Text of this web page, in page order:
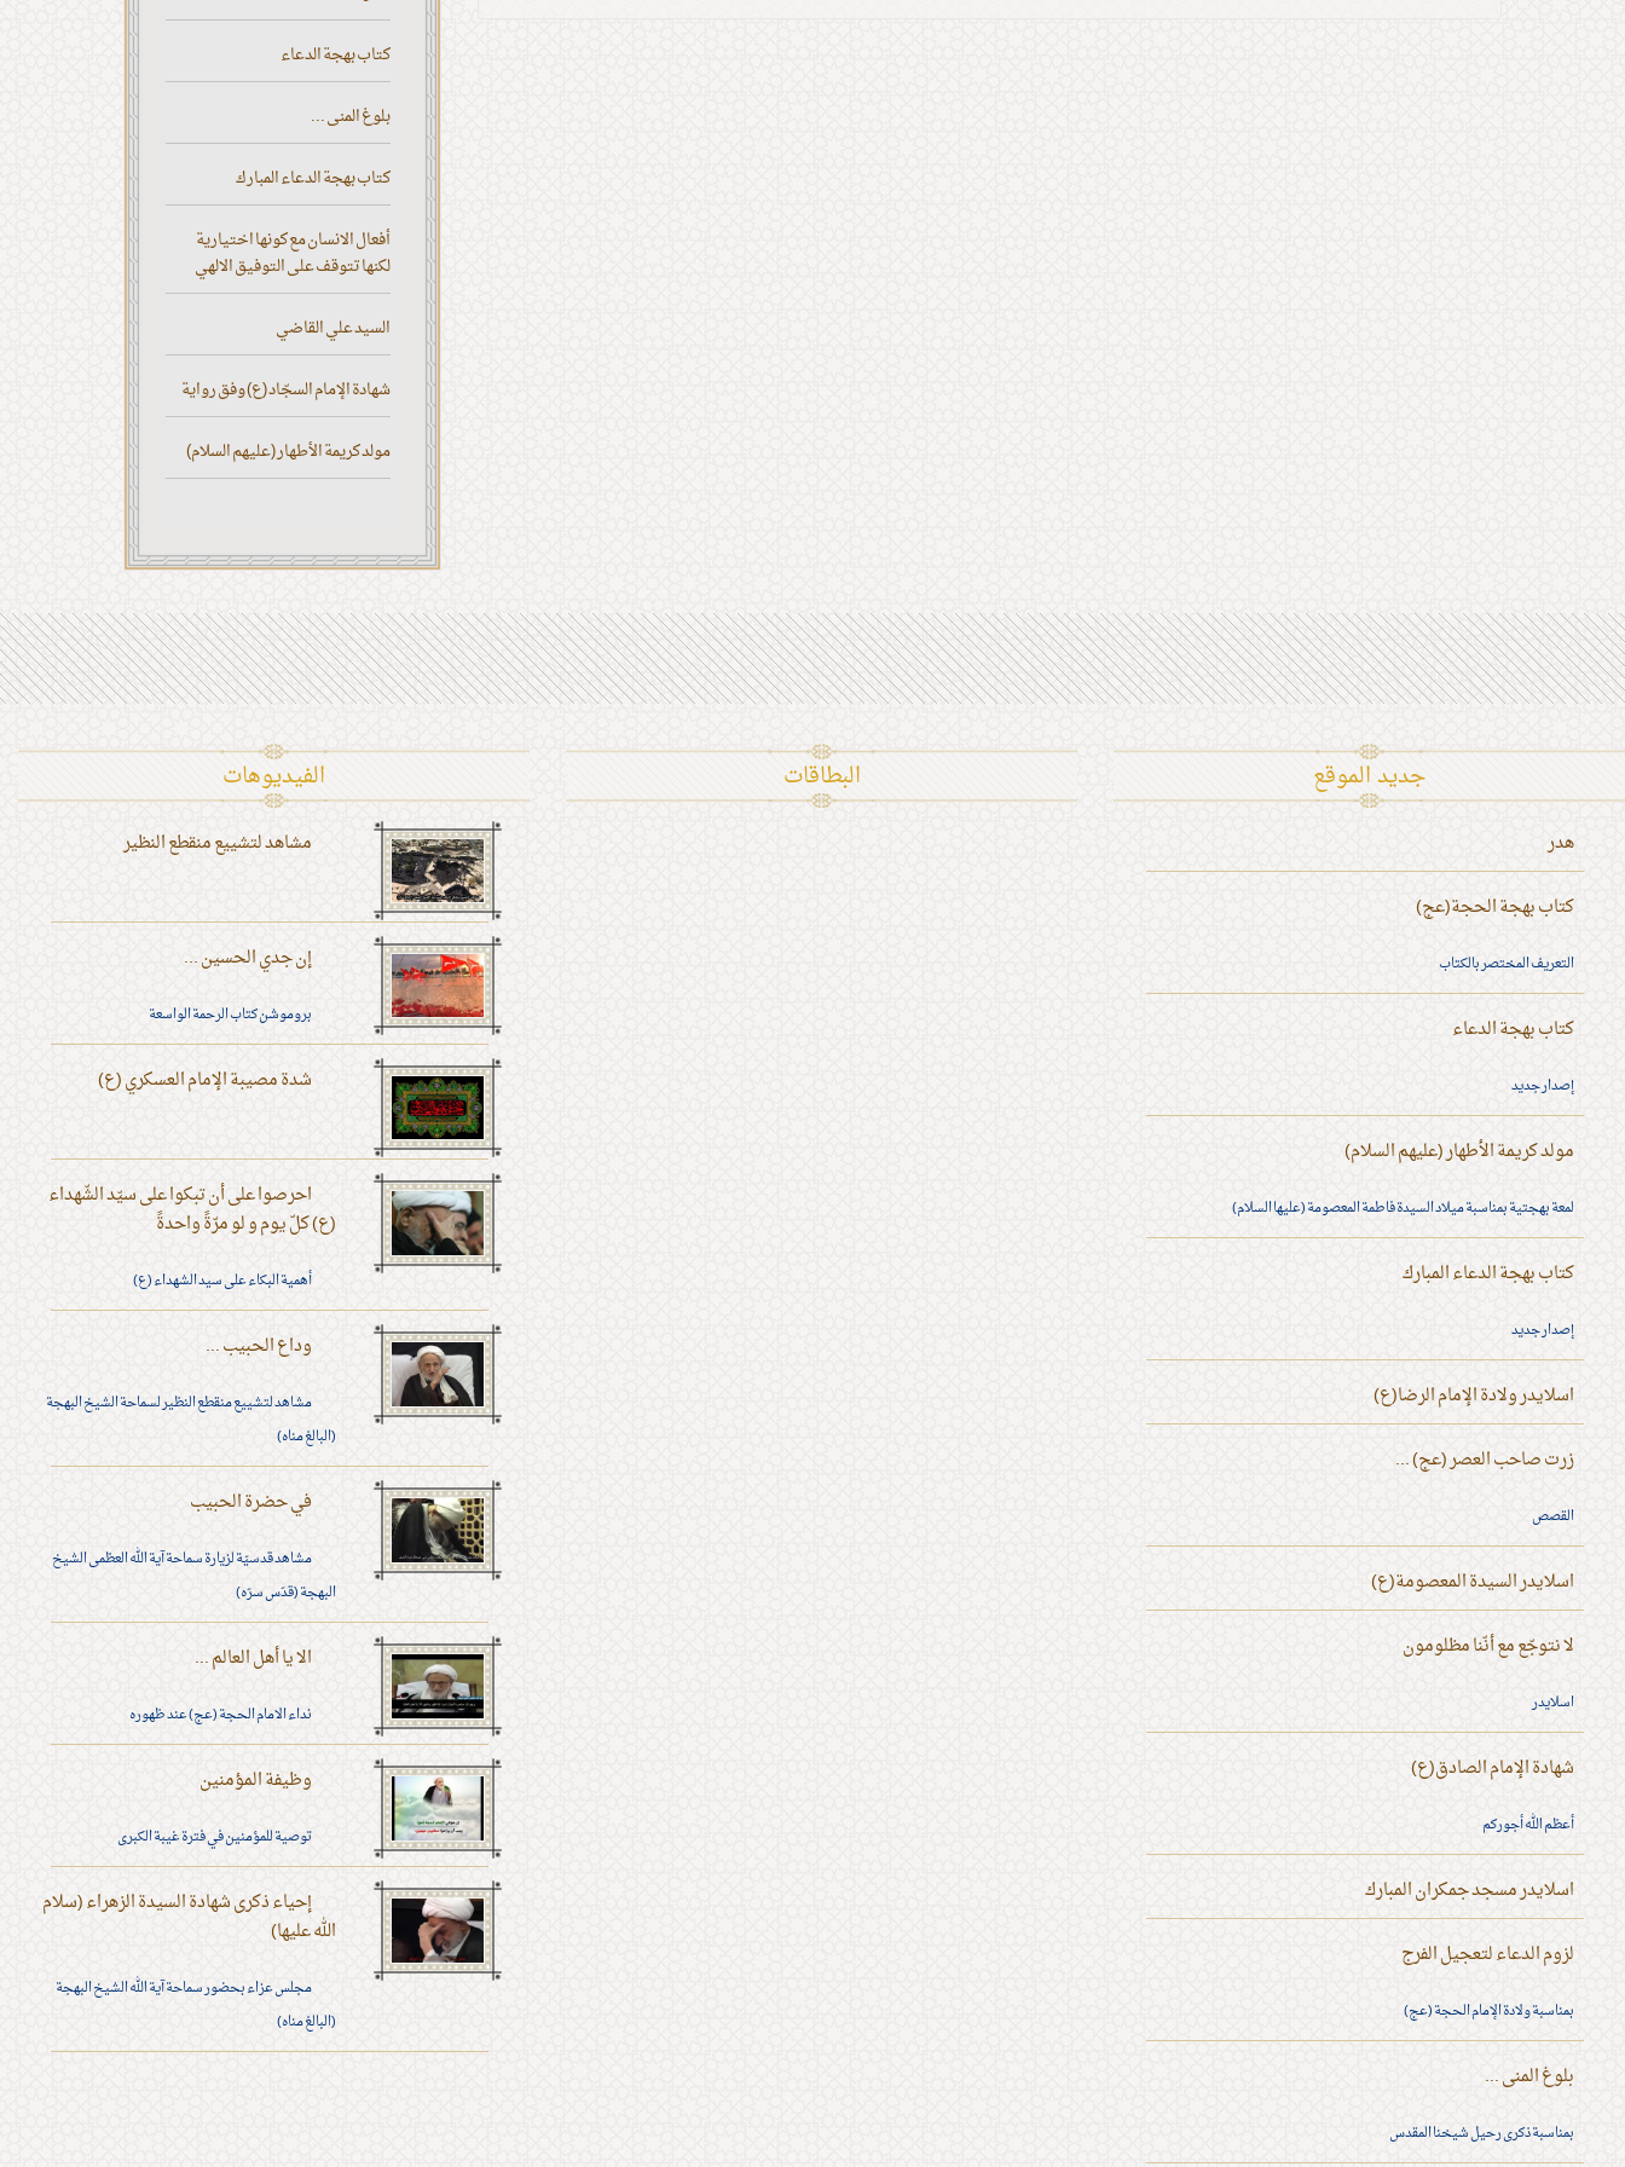
كتاب بهجة الدعاء
بلوغ المنى ...
كتاب بهجة الدعاء المبارك
أفعال الانسان مع كونها اختيارية
لكنها تتوقف على التوفيق الالهي
السيد علي القاضي
شهادة الإمام السجّاد (ع) وفق رواية
مولد كريمة الأطهار (عليهم السلام)
الفیدیوهات
مشاهد لتشييع منقطع النظير
إن جدي الحسين ...
بروموشن كتاب الرحمة الواسعة
شدة مصيبة الإمام العسكري (ع)
احرصوا على أن تبكوا على سيّد الشّهداء
(ع) كلّ يوم و لو مرّةً واحدةً
أهمية البكاء على سيد الشهداء (ع)
وداع الحبيب ...
مشاهد لتشييع منقطع النظير لسماحة الشيخ البهجة
(البالغ مناه)
في حضرة الحبيب
مشاهد قدسيّة لزيارة سماحة آية الله العظمى الشيخ
البهجة (قدّس سرّه)
الا يا أهل العالم ...
نداء الامام الحجة (عج) عند ظهوره
وظيفة المؤمنين
توصية للمؤمنين في فترة غيبة الكبرى
إحياء ذكرى شهادة السيدة الزهراء (سلام
الله عليها)
مجلس عزاء بحضور سماحة آية الله الشيخ البهجة
(البالغ مناه)
البطاقات جديد الموقع
هدر
كتاب بهجة الحجة(عج)
التعريف المختصر بالكتاب
كتاب بهجة الدعاء
إصدار جديد
مولد كريمة الأطهار (عليهم السلام)
لمعة بهجتية بمناسبة ميلاد السيدة فاطمة المعصومة (عليها السلام)
كتاب بهجة الدعاء المبارك
إصدار جديد
اسلايدر ولادة الإمام الرضا(ع)
زرت صاحب العصر (عج) ...
القصص
اسلايدر السيدة المعصومة(ع)
لا نتوجّع مع أنّنا مظلومون
اسلايدر
شهادة الإمام الصادق(ع)
أعظم الله أجوركم
اسلايدر مسجد جمكران المبارك
لزوم الدعاء لتعجيل الفرج
بمناسبة ولادة الإمام الحجة (عج)
بلوغ المنى ...
بمناسبة ذكرى رحيل شيخنا المقدس